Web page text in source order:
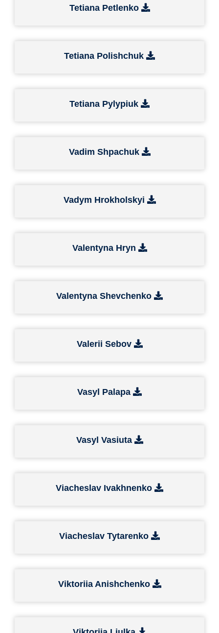
Tetiana Petlenko
Tetiana Polishchuk
Tetiana Pylypiuk
Vadim Shpachuk
Vadym Hrokholskyi
Valentyna Hryn
Valentyna Shevchenko
Valerii Sebov
Vasyl Palapa
Vasyl Vasiuta
Viacheslav Ivakhnenko
Viacheslav Tytarenko
Viktoriia Anishchenko